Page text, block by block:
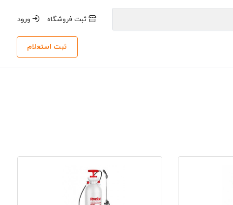
ثبت فروشگاه ورود
ثبت استعلام